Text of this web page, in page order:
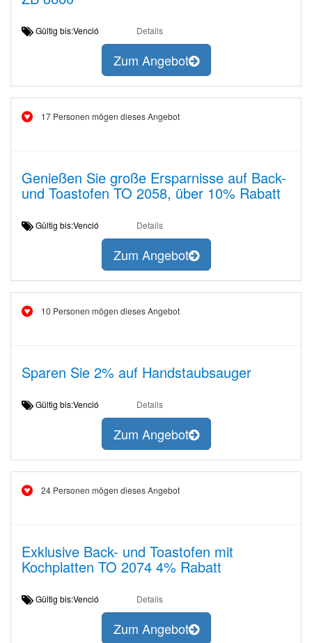
Gültig bis:Venció Details
Zum Angebot
17 Personen mögen dieses Angebot
Genießen Sie große Ersparnisse auf Back-
und Toastofen TO 2058, über 10% Rabatt
Gültig bis:Venció Details
Zum Angebot
10 Personen mögen dieses Angebot
Sparen Sie 2% auf Handstaubsauger
Gültig bis:Venció Details
Zum Angebot
24 Personen mögen dieses Angebot
Exklusive Back- und Toastofen mit
Kochplatten TO 2074 4% Rabatt
Gültig bis:Venció Details
Zum Angebot